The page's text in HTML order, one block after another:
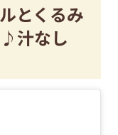
とくるみ
汁なし